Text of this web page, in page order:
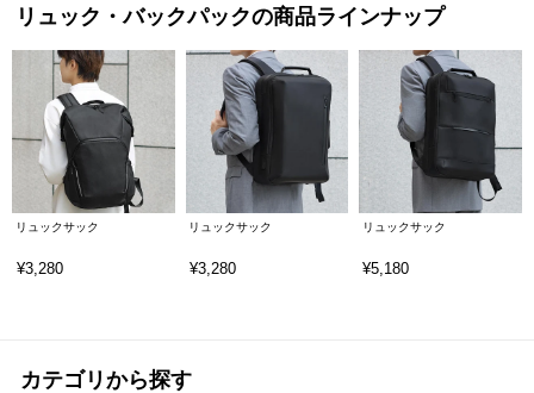
リュック・バックパックの商品ラインナップ
リュックサック
¥3,280
リュックサック
¥3,280
リュックサック
¥5,180
カテゴリから探す